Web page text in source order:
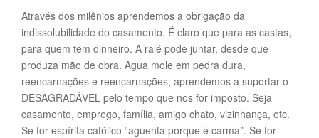
Através dos milênios aprendemos a obrigação da
indissolubilidade do casamento. É claro que para as castas,
para quem tem dinheiro. A ralé pode juntar, desde que
produza mão de obra. Agua mole em pedra dura,
reencarnações e reencarnações, aprendemos a suportar o
DESAGRADÁVEL pelo tempo que nos for imposto. Seja
casamento, emprego, família, amigo chato, vizinhança, etc.
Se for espírita católico “aguenta porque é carma”. Se for